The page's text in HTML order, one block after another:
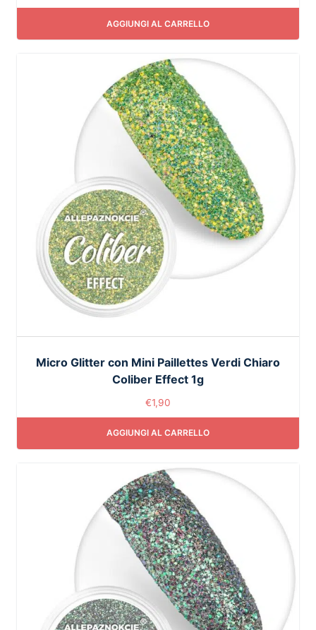
AGGIUNGI AL CARRELLO
Micro Glitter con Mini Paillettes Verdi Chiaro
Coliber Effect 1g
€1,90
AGGIUNGI AL CARRELLO